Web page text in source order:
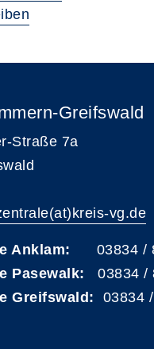
Greifswald
Straße 7a
vg.de
Anklam: 03834 /
Pasewalk: 03834 /
Greifswald: 03834